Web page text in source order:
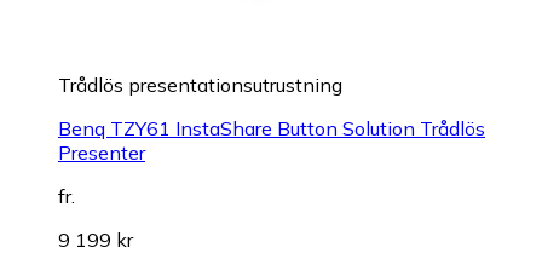
Trådlös presentationsutrustning
Benq TZY61 InstaShare Button Solution Trådlös
Presenter
fr.
9 199 kr